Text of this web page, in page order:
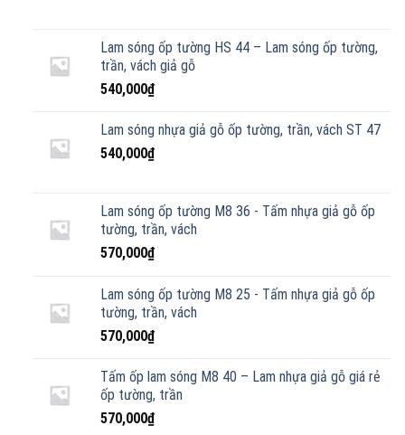
Lam sóng ốp tường HS 44 – Lam sóng ốp tường,
trần, vách giả gỗ
540,000₫
Lam sóng nhựa giả gỗ ốp tường, trần, vách ST 47
540,000₫
Lam sóng ốp tường M8 36 - Tấm nhựa giả gỗ ốp
tường, trần, vách
570,000₫
Lam sóng ốp tường M8 25 - Tấm nhựa giả gỗ ốp
tường, trần, vách
570,000₫
Tấm ốp lam sóng M8 40 – Lam nhựa giả gỗ giá rẻ
ốp tường, trần
570,000₫